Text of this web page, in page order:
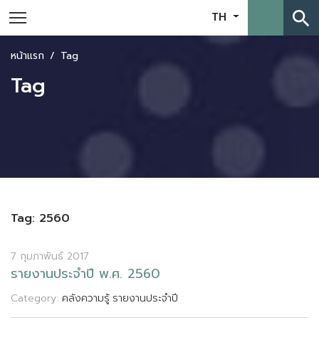
TH search
หน้าแรก Tag
Tag
Tag: 2560
7 กุมภาพันธ์ 2017
รายงานประจป พ.ศ. 2560
Category: คลังความรู้ รายงานประจำปี